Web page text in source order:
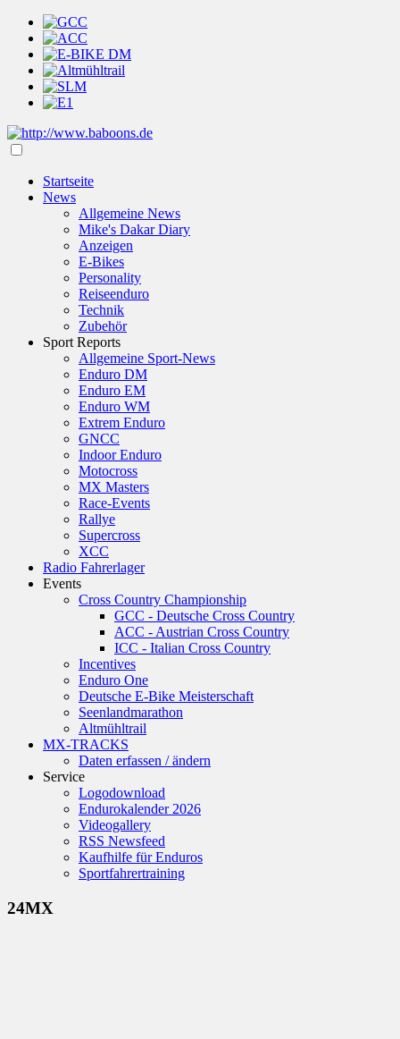
Startseite
News
Allgemeine News
Mike's Dakar Diary
Anzeigen
E-Bikes
Personality
Reiseenduro
Technik
Zubehör
Sport Reports
Allgemeine Sport-News
Enduro DM
Enduro EM
Enduro WM
Extrem Enduro
GNCC
Indoor Enduro
Motocross
MX Masters
Race-Events
Rallye
Supercross
XCC
Radio Fahrerlager
Events
Cross Country Championship
GCC - Deutsche Cross Country
ACC - Austrian Cross Country
ICC - Italian Cross Country
Incentives
Enduro One
Deutsche E-Bike Meisterschaft
Seenlandmarathon
Altmühltrail
MX-TRACKS
Daten erfassen / ändern
Service
Logodownload
Endurokalender 2026
Videogallery
RSS Newsfeed
Kaufhilfe für Enduros
Sportfahrertraining
24MX